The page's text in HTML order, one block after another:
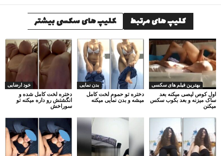
کلیپ های مرتبط کلیپ های سکسی بیشتر
خود ارضایی
دختره لخت کامل شده و
انگشتش رو داره میکنه تو
سوراخش
بدن نمایی
دختره تو حموم لخت کامل
میشه و بدن نمایی میکنه
بهترین فیلم های سکسی
اول کوص لیصی میکنه بعد
ساک میزنه و بعد بکوب سکس
میکنن